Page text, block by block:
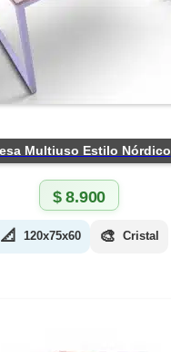
Multiuso Estilo Nórdico
$8.900
📐 120x75x60 🎨 Cristal